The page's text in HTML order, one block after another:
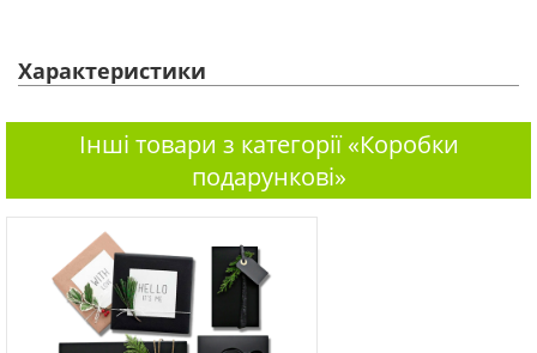
Характеристики
Інші товари з категорії «Коробки
подарункові»